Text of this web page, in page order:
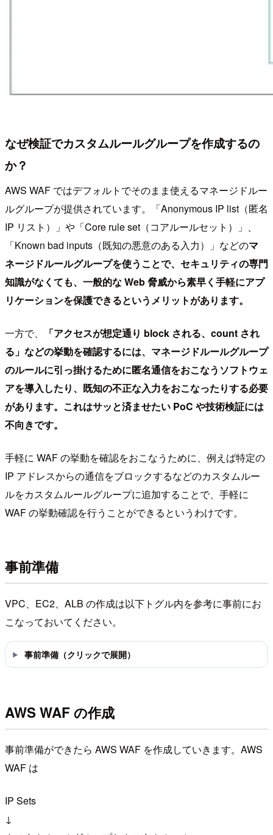
なぜ検証でカスタムルールグループを作成するの
か？
AWS WAF ではデフォルトでそのまま使えるマネージドルー
ルグループが提供されています。「Anonymous IP list（匿名
IP リスト）」や「Core rule set（コアルールセット）」、
「Known bad inputs（既知の悪意のある入力）」などのマ
ネージドルールグループを使うことで、セキュリティの専門
知識がなくても、一般的な Web 脅威から素早く手軽にアプ
リケーションを保護できるというメリットがあります。
一方で、
「アクセスが想定通り block される、count され
る」などの挙動を確認するには、マネージドルールグループ
のルールに引っ掛けるために匿名通信をおこなうソフトウェ
アを導入したり、既知の不正な入力をおこなったりする必要
があります。これはサッと済ませたい PoC や技術検証には
不向きです。
手軽に WAF の挙動を確認をおこなうために、例えば特定の
IP アドレスからの通信をブロックするなどのカスタムルー
ルをカスタムルールグループに追加することで、手軽に
WAF の挙動確認を行うことができるというわけです。
事前準備
VPC、EC2、ALB の作成は以下トグル内を参考に事前にお
こなっておいてください。
事前準備（クリックで展開）
AWS WAF の作成
事前準備ができたら AWS WAF を作成していきます。AWS
WAF は
IP Sets
↓